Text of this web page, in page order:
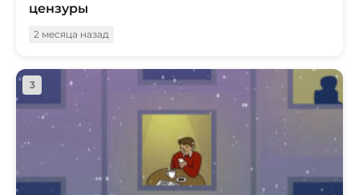
цензуры
2 месяца назад
3